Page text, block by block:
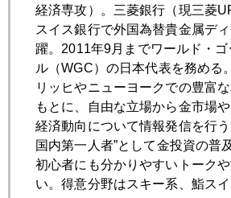
2012年02月20日
ギリシャ救済―キリギリスはアリにな
2012年02月17日
日本株 メルトダウンからメルトアッ
2012年02月16日
経済専攻）。三菱銀行（現三菱
スイス銀行で外国為替貴金属デ
躍。2011年9月までワールド・
ル（WGC）の日本代表を務める
リッヒやニューヨークでの豊富
もとに、自由な立場から金市場
経済動向について情報発信を行
国内第一人者”として金投資の普
初心者にも分かりやすいトーク
い。得意分野はスキー系、鮨スイ